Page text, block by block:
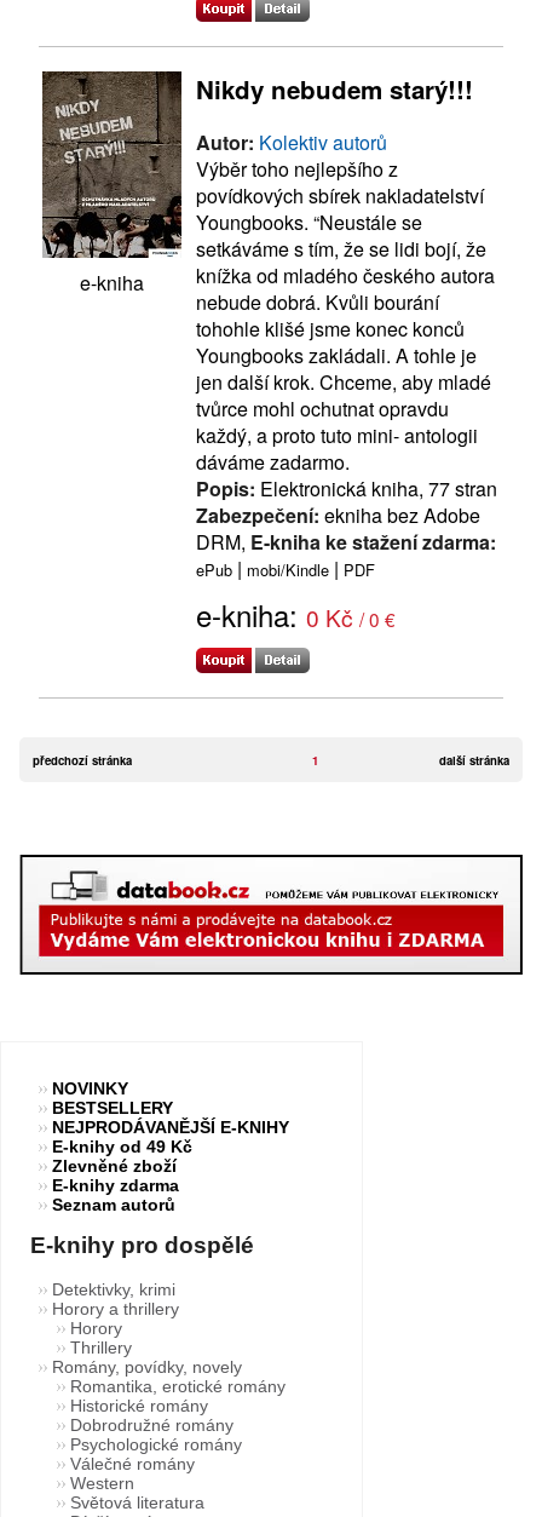
e-kniha
Nikdy nebudem starý!!!
Autor: Kolektiv autorů
Výběr toho nejlepšího z
povídkových sbírek nakladatelství
Youngbooks. “Neustále se
setkáváme s tím, že se lidi bojí, že
knížka od mladého českého autora
nebude dobrá. Kvůli bourání
tohohle klišé jsme konec konců
Youngbooks zakládali. A tohle je
jen další krok. Chceme, aby mladé
tvůrce mohl ochutnat opravdu
každý, a proto tuto mini- antologii
dáváme zadarmo.
Popis: Elektronická kniha, 77 stran
Zabezpečení: ekniha bez Adobe
DRM, E-kniha ke stažení zdarma:
ePub | mobi/Kindle | PDF
e-kniha: 0 Kč / 0 €
další stránka
předchozí stránka 1
NOVINKY
BESTSELLERY
NEJPRODÁVANĚJŠÍ E-KNIHY
E-knihy od 49 Kč
Zlevněné zboží
E-knihy zdarma
Seznam autorů
E-knihy pro dospělé
Detektivky, krimi
Horory a thrillery
Horory
Thrillery
Romány, povídky, novely
Romantika, erotické romány
Historické romány
Dobrodružné romány
Psychologické romány
Válečné romány
Western
Světová literatura